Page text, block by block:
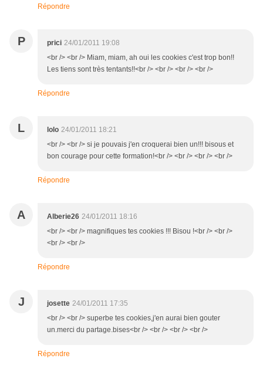
Répondre
P prici 24/01/2011 19:08
<br /> <br /> Miam, miam, ah oui les cookies c'est trop bon!!
Les tiens sont très tentants!!<br /> <br /> <br /> <br />
Répondre
L lolo 24/01/2011 18:21
<br /> <br /> si je pouvais j'en croquerai bien un!!! bisous et
bon courage pour cette formation!<br /> <br /> <br /> <br />
Répondre
A Alberie26 24/01/2011 18:16
<br /> <br /> magnifiques tes cookies !!! Bisou !<br /> <br />
<br /> <br />
Répondre
J josette 24/01/2011 17:35
<br /> <br /> superbe tes cookies,j'en aurai bien gouter
un.merci du partage.bises<br /> <br /> <br /> <br />
Répondre